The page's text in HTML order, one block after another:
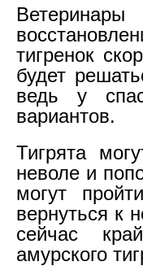
тигренок
будет
ведь у
вариантов.
Тигрята
неволе и
могут
вернуться к
сейчас
амурского